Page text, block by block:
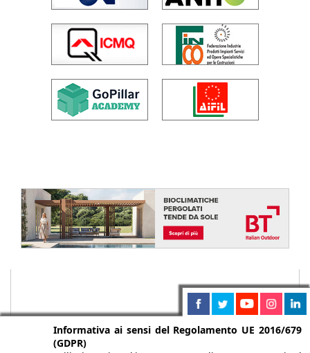
Informativa ai sensi del Regolamento UE 2016/679
(GDPR)